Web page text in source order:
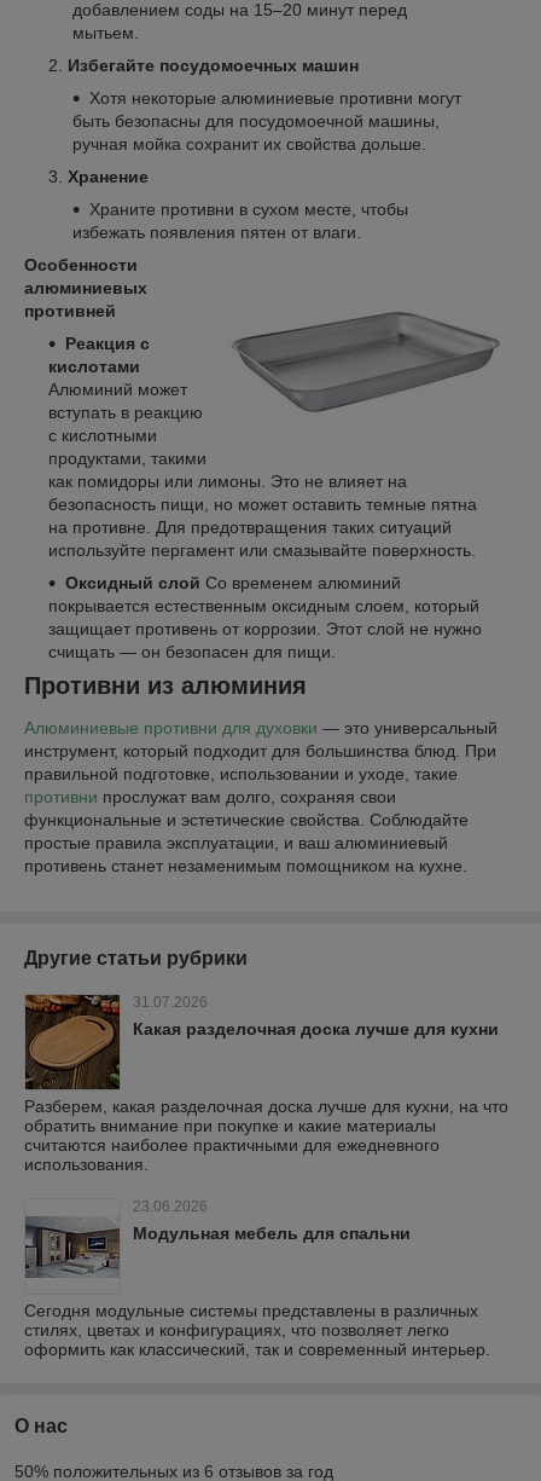
добавлением соды на 15–20 минут перед
мытьем.
Избегайте посудомоечных машин
Хотя некоторые алюминиевые противни могут
быть безопасны для посудомоечной машины,
ручная мойка сохранит их свойства дольше.
Хранение
Храните противни в сухом месте, чтобы
избежать появления пятен от влаги.
Особенности
алюминиевых
противней
Реакция с
кислотами
Алюминий может
вступать в реакцию
с кислотными
продуктами, такими
как помидоры или лимоны. Это не влияет на
безопасность пищи, но может оставить темные пятна
на противне. Для предотвращения таких ситуаций
используйте пергамент или смазывайте поверхность.
Оксидный слой Со временем алюминий
покрывается естественным оксидным слоем, который
защищает противень от коррозии. Этот слой не нужно
счищать — он безопасен для пищи.
Противни из алюминия
Алюминиевые противни для духовки — это универсальный
инструмент, который подходит для большинства блюд. При
правильной подготовке, использовании и уходе, такие
противни прослужат вам долго, сохраняя свои
функциональные и эстетические свойства. Соблюдайте
простые правила эксплуатации, и ваш алюминиевый
противень станет незаменимым помощником на кухне.
Другие статьи рубрики
31.07.2026
Какая разделочная доска лучше для кухни
Разберем, какая разделочная доска лучше для кухни, на что
обратить внимание при покупке и какие материалы
считаются наиболее практичными для ежедневного
использования.
23.06.2026
Модульная мебель для спальни
Сегодня модульные системы представлены в различных
стилях, цветах и конфигурациях, что позволяет легко
оформить как классический, так и современный интерьер.
О нас
50% положительных из 6 отзывов за год